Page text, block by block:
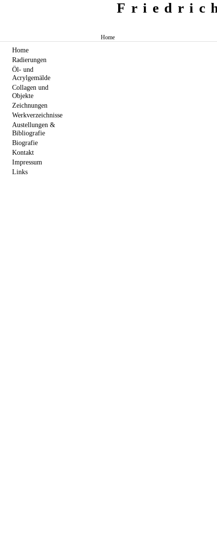
Home
Home
Radierungen
Öl- und
Acrylgemälde
Collagen und
Objekte
Zeichnungen
Werkverzeichnisse
Austellungen &
Bibliografie
Biografie
Kontakt
Impressum
Links